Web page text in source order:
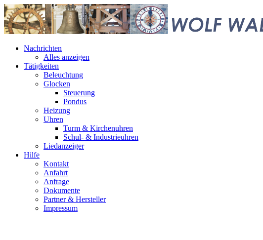
Nachrichten
Alles anzeigen
Tätigkeiten
Beleuchtung
Glocken
Steuerung
Pondus
Heizung
Uhren
Turm & Kirchenuhren
Schul- & Industrieuhren
Liedanzeiger
Hilfe
Kontakt
Anfahrt
Anfrage
Dokumente
Partner & Hersteller
Impressum